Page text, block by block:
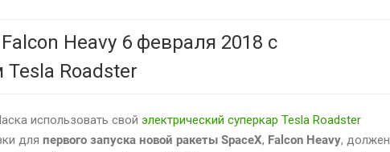
Heavy 6 февраля 2018 с
Roadster
использовать свой электрический суперкар Tesla Roadster
для первого запуска новой ракеты SpaceX, Falcon Heavy, должен